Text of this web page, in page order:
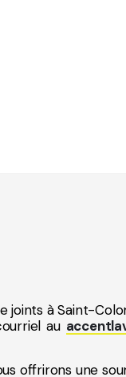
à Saint-
au
offrirons une